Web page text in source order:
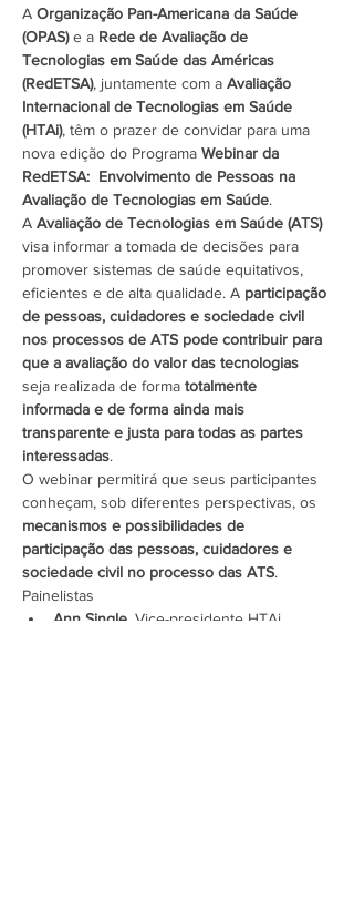
A Organização Pan-Americana da Saúde
(OPAS) e a Rede de Avaliação de
Tecnologias em Saúde das Américas
(RedETSA), juntamente com a Avaliação
Internacional de Tecnologias em Saúde
(HTAi), têm o prazer de convidar para uma
nova edição do Programa Webinar da
RedETSA:  Envolvimento de Pessoas na
Avaliação de Tecnologias em Saúde.
A Avaliação de Tecnologias em Saúde (ATS)
visa informar a tomada de decisões para
promover sistemas de saúde equitativos,
eficientes e de alta qualidade. A participação
de pessoas, cuidadores e sociedade civil
nos processos de ATS pode contribuir para
que a avaliação do valor das tecnologias
seja realizada de forma totalmente
informada e de forma ainda mais
transparente e justa para todas as partes
interessadas.
O webinar permitirá que seus participantes
conheçam, sob diferentes perspectivas, os
mecanismos e possibilidades de
participação das pessoas, cuidadores e
sociedade civil no processo das ATS.
Painelistas
Ann Single , Vice-presidente HTAi,